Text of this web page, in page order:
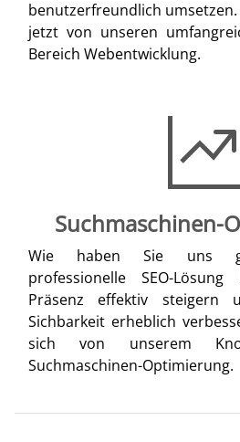
benutzerfreundlich umsetzen.
jetzt von unseren
Bereich Webentwicklung.
Suchmaschinen-
Wie haben Sie uns
professionelle SEO-
Präsenz effektiv steigern
Sichbarkeit erheblich
sich von unserem
Suchmaschinen-Optimierung.